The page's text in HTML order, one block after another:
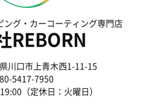
グ・カーコーティング専門店
REBORN
川口市上青木西1-11-15
5417-7950
（定休日：火曜日）